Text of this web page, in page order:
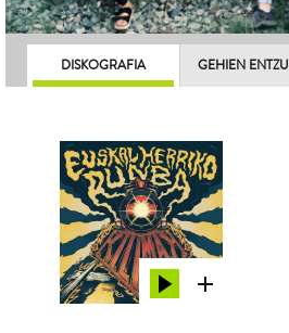
DISKOGRAFIA GEHIEN